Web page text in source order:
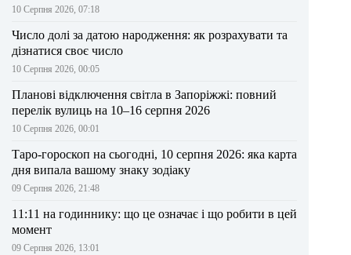
10 Серпня 2026, 07:18
Число долі за датою народження: як розрахувати та
дізнатися своє число
10 Серпня 2026, 00:05
Планові відключення світла в Запоріжжі: повний
перелік вулиць на 10–16 серпня 2026
10 Серпня 2026, 00:01
Таро-гороскоп на сьогодні, 10 серпня 2026: яка карта
дня випала вашому знаку зодіаку
09 Серпня 2026, 21:48
11:11 на годиннику: що це означає і що робити в цей
момент
09 Серпня 2026, 13:01